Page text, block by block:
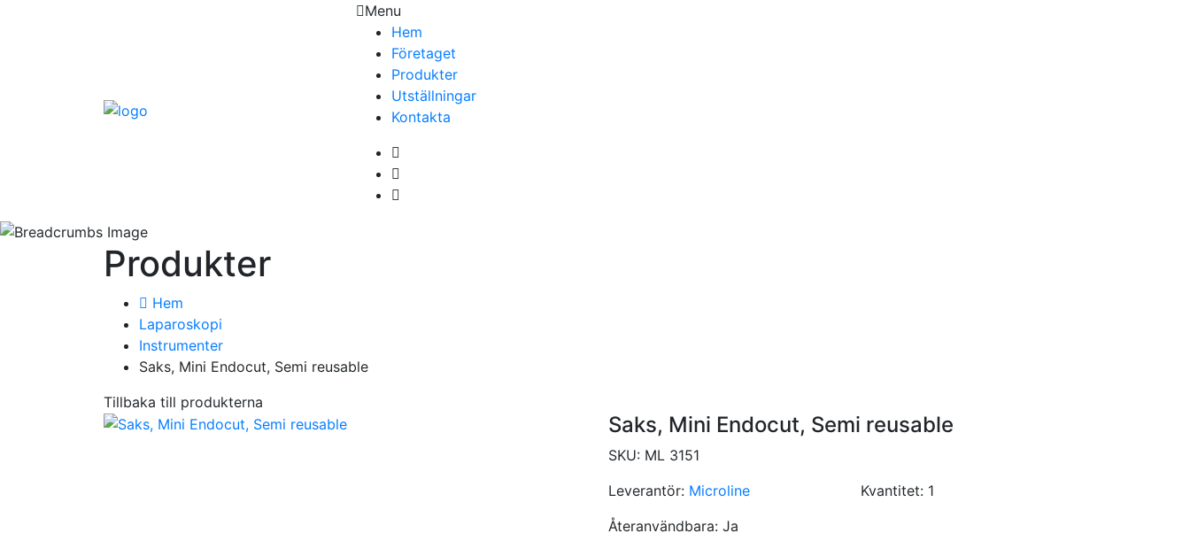
Menu
Hem
Företaget
Produkter
Utställningar
Kontakta
Produkter
Hem
Laparoskopi
Instrumenter
Saks, Mini Endocut, Semi reusable
Tillbaka till produkterna
Saks, Mini Endocut, Semi reusable
SKU: ML 3151
Leverantör: Microline Kvantitet: 1
Återanvändbara: Ja